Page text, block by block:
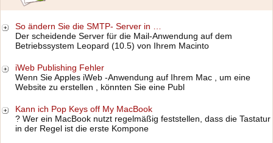
So ändern Sie die SMTP- Server in …
Der scheidende Server für die Mail-Anwendung auf dem
Betriebssystem Leopard (10.5) von Ihrem Macinto
iWeb Publishing Fehler
Wenn Sie Apples iWeb -Anwendung auf Ihrem Mac , um eine
Website zu erstellen , könnten Sie eine Publ
Kann ich Pop Keys off My MacBook
? Wer ein MacBook nutzt regelmäßig feststellen, dass die Tastatur
in der Regel ist die erste Kompone